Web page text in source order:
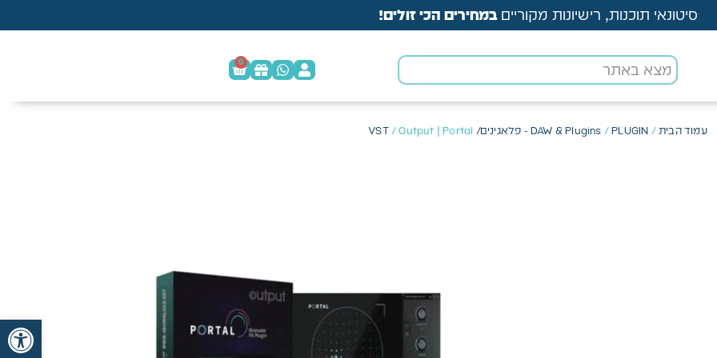
סיטונאי תוכנות, רישיונות מקורייםבמחירים הכי זולים!
0
עמוד הבית/
DAW & Plugins /PLUGIN - פלאגינים/ VST / Output | Portal